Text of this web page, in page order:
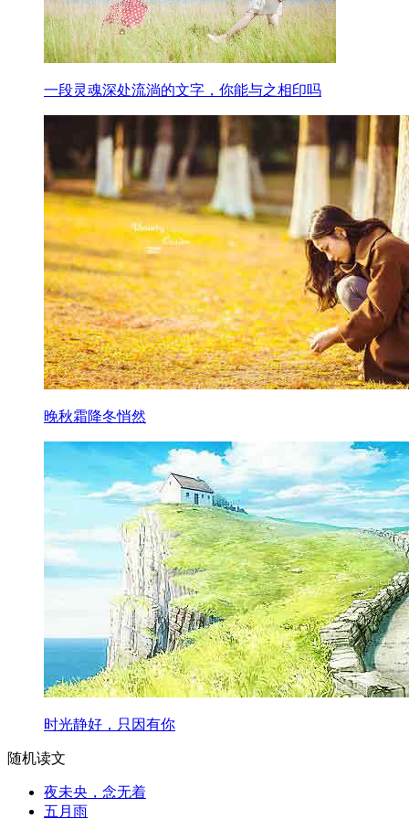
一段灵魂深处流淌的文字，你能与之相印吗
晚秋霜降冬悄然
时光静好，只因有你
随机读文
夜未央，念无着
五月雨